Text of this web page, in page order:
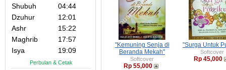
"Kemuning Senja di
Beranda Mekah"
Softcover
Rp 55,000
"Surga Untuk
Softcover
Rp 45,000